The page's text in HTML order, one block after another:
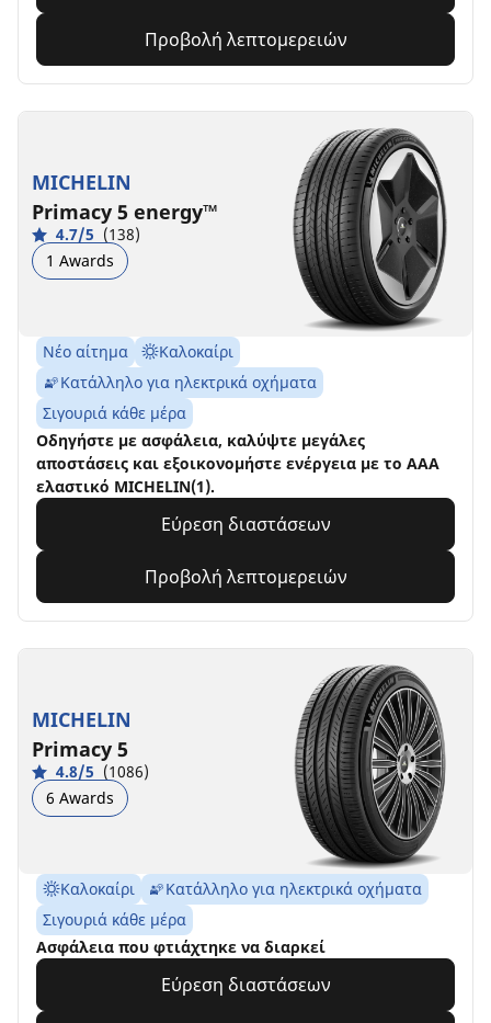
Προβολή λεπτομερειών
MICHELIN
Primacy 5 energy™
4.7/5 (138)
1 Awards
Νέο αίτημα
Καλοκαίρι
Κατάλληλο για ηλεκτρικά οχήματα
Σιγουριά κάθε μέρα
Οδηγήστε με ασφάλεια, καλύψτε μεγάλες
αποστάσεις και εξοικονομήστε ενέργεια με το AAA
ελαστικό MICHELIN(1).
Εύρεση διαστάσεων
Προβολή λεπτομερειών
MICHELIN
Primacy 5
4.8/5 (1086)
6 Awards
Καλοκαίρι
Κατάλληλο για ηλεκτρικά οχήματα
Σιγουριά κάθε μέρα
Ασφάλεια που φτιάχτηκε να διαρκεί
Εύρεση διαστάσεων